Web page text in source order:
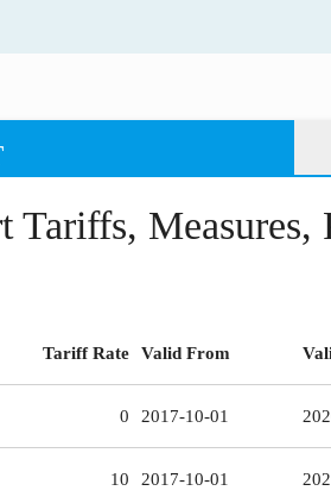
Tariffs, Measures,
Tariff Rate Valid From
0 2017-10-01
10 2017-10-01